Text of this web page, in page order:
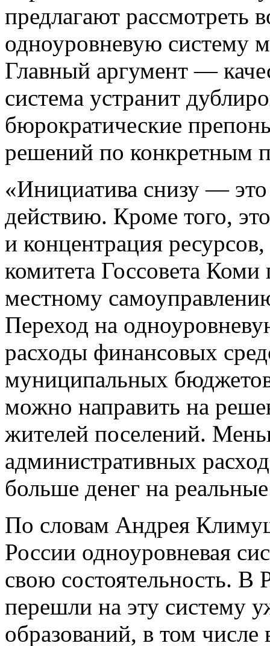
предлагают рассмотреть
одноуровневую систему
Главный аргумент —
система устранит
бюрократические
решений по конкретным
«Инициатива снизу —
действию. Кроме того,
и концентрация
комитета Госсовета Коми
местному
Переход на
расходы финансовых
муниципальных
можно направить на
жителей поселений.
административных
больше денег на
По словам Андрея
России одноуровневая
свою состоятельность. В
перешли на эту систему
образований, в том